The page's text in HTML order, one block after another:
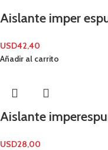
Aislante imper
USD42,40
Añadir al carrito
Aislante
USD28,00